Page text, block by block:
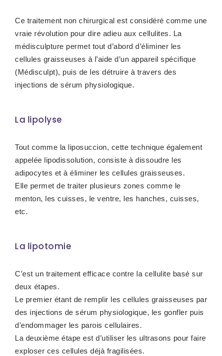
Ce traitement non chirurgical est considéré comme une
vraie révolution pour dire adieu aux cellulites. La
médisculpture permet tout d’abord d’éliminer les
cellules graisseuses à l’aide d’un appareil spécifique
(Médisculpt), puis de les détruire à travers des
injections de sérum physiologique.
La lipolyse
Tout comme la liposuccion, cette technique également
appelée lipodissolution, consiste à dissoudre les
adipocytes et à éliminer les cellules graisseuses.
Elle permet de traiter plusieurs zones comme le
menton, les cuisses, le ventre, les hanches, cuisses,
etc.
La lipotomie
C’est un traitement efficace contre la cellulite basé sur
deux étapes.
Le premier étant de remplir les cellules graisseuses par
des injections de sérum physiologique, les gonfler puis
d’endommager les parois cellulaires.
La deuxième étape est d’utiliser les ultrasons pour faire
exploser ces cellules déjà fragilisées.